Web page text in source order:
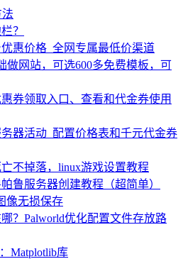
？
惠价格_全网专属最低价渠道
做网站，可选600多免费模板，可
券领取入口、查看和代金券使用
器活动_配置价格表和千元代金券
不掉落，linux游戏设置教程
鲁服务器创建教程（超简单）
像无损保存
？Palworld优化配置文件存放路
Matplotlib库